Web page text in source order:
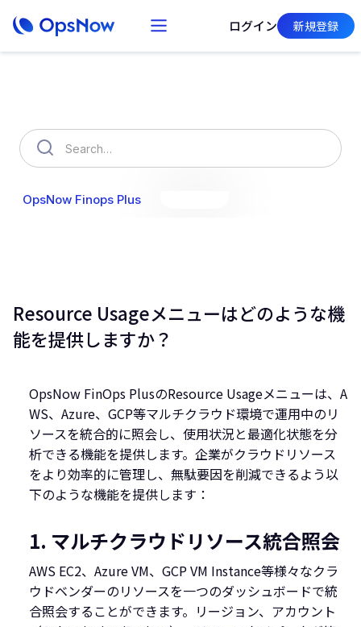
ログイン 新規登録
OpsNow Finops Plus
Resource Usageメニューはどのような機
能を提供しますか？
OpsNow FinOps PlusのResource Usageメニューは、A
WS、Azure、GCP等マルチクラウド環境で運用中のリ
ソースを統合的に照会し、使用状況と最適化状態を分
析できる機能を提供します。企業がクラウドリソース
をより効率的に管理し、無駄要因を削減できるよう以
下のような機能を提供します：
1. マルチクラウドリソース統合照会
AWS EC2、Azure VM、GCP VM Instance等様々なクラ
ウドベンダーのリソースを一つのダッシュボードで統
合照会することができます。リージョン、アカウント